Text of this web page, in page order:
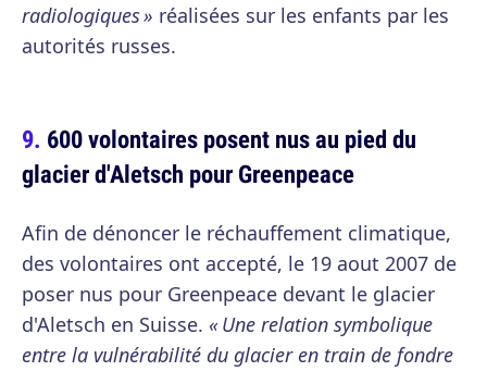
radiologiques » réalisées sur les enfants par les
autorités russes.
600 volontaires posent nus au pied du
glacier d'Aletsch pour Greenpeace
Afin de dénoncer le réchauffement climatique,
des volontaires ont accepté, le 19 aout 2007 de
poser nus pour Greenpeace devant le glacier
d'Aletsch en Suisse. « Une relation symbolique
entre la vulnérabilité du glacier en train de fondre